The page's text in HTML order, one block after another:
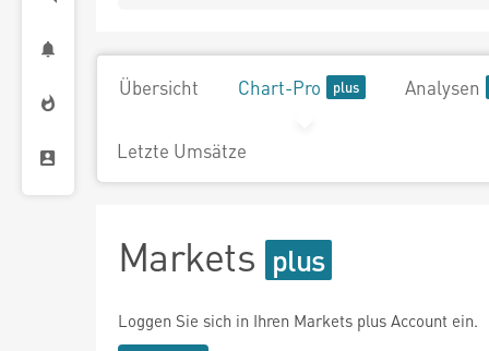
Übersicht Chart-Pro Analysen
Letzte Umsätze
Markets
Loggen Sie sich in Ihren Markets plus Account ein.